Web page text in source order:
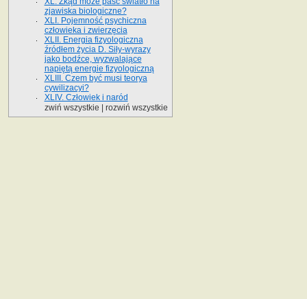
zjawiska biologiczne?
XLI. Pojemność psychiczna
człowieka i zwierzęcia
XLII. Energia fizyologiczna
źródłem życia D. Siły-wyrazy
jako bodźce, wyzwalające
napiętą energie fizyologiczną
XLIII. Czem być musi teorya
cywilizacyi?
XLIV. Człowiek i naród
zwiń wszystkie
rozwiń wszystkie